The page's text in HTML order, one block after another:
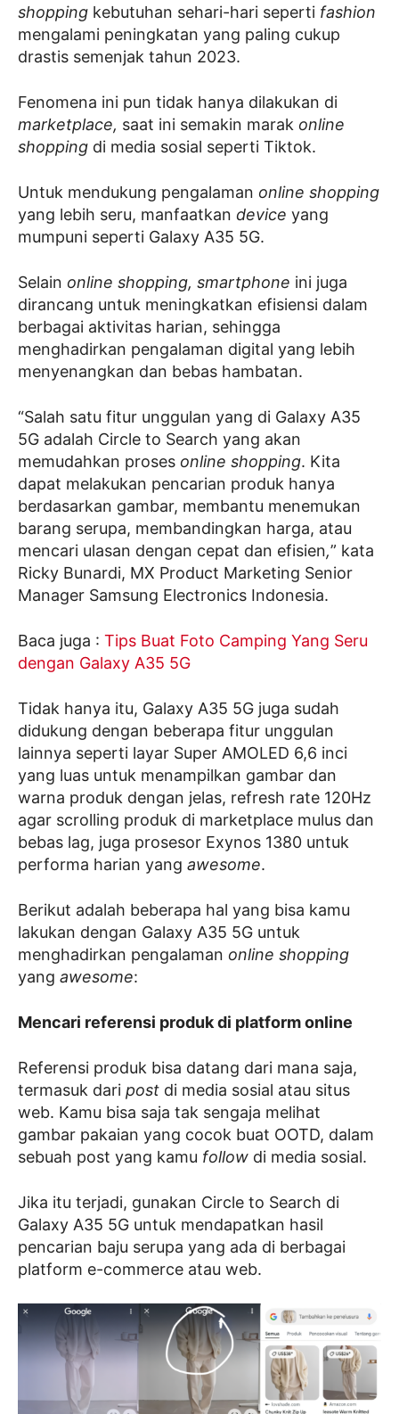
shopping kebutuhan sehari-hari seperti fashion
mengalami peningkatan yang paling cukup
drastis semenjak tahun 2023.
Fenomena ini pun tidak hanya dilakukan di
marketplace, saat ini semakin marak online
shopping di media sosial seperti Tiktok.
Untuk mendukung pengalaman online shopping
yang lebih seru, manfaatkan device yang
mumpuni seperti Galaxy A35 5G.
Selain online shopping, smartphone ini juga
dirancang untuk meningkatkan efisiensi dalam
berbagai aktivitas harian, sehingga
menghadirkan pengalaman digital yang lebih
menyenangkan dan bebas hambatan.
“Salah satu fitur unggulan yang di Galaxy A35
5G adalah Circle to Search yang akan
memudahkan proses online shopping. Kita
dapat melakukan pencarian produk hanya
berdasarkan gambar, membantu menemukan
barang serupa, membandingkan harga, atau
mencari ulasan dengan cepat dan efisien,” kata
Ricky Bunardi, MX Product Marketing Senior
Manager Samsung Electronics Indonesia.
Baca juga : Tips Buat Foto Camping Yang Seru
dengan Galaxy A35 5G
Tidak hanya itu, Galaxy A35 5G juga sudah
didukung dengan beberapa fitur unggulan
lainnya seperti layar Super AMOLED 6,6 inci
yang luas untuk menampilkan gambar dan
warna produk dengan jelas, refresh rate 120Hz
agar scrolling produk di marketplace mulus dan
bebas lag, juga prosesor Exynos 1380 untuk
performa harian yang awesome.
Berikut adalah beberapa hal yang bisa kamu
lakukan dengan Galaxy A35 5G untuk
menghadirkan pengalaman online shopping
yang awesome:
Mencari referensi produk di platform online
Referensi produk bisa datang dari mana saja,
termasuk dari post di media sosial atau situs
web. Kamu bisa saja tak sengaja melihat
gambar pakaian yang cocok buat OOTD, dalam
sebuah post yang kamu follow di media sosial.
Jika itu terjadi, gunakan Circle to Search di
Galaxy A35 5G untuk mendapatkan hasil
pencarian baju serupa yang ada di berbagai
platform e-commerce atau web.